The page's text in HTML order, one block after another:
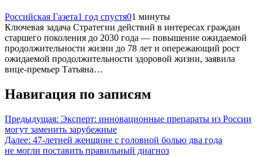
Российская Газета1 год спустя01 минуты
Ключевая задача Стратегии действий в интересах граждан
старшего поколения до 2030 года — повышение ожидаемой
продолжительности жизни до 78 лет и опережающий рост
ожидаемой продолжительности здоровой жизни, заявила
вице-премьер Татьяна…
Навигация по записям
Предыдущая: Эксперт: инновационные препараты из России
могут заменить зарубежные
Далее: 47-летней женщине с головной болью два года
не могли поставить правильный диагноз